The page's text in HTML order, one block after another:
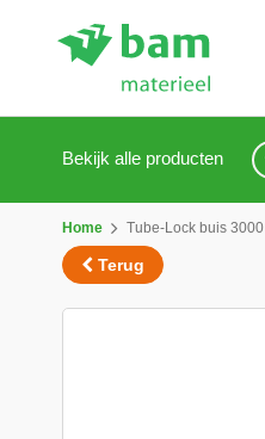
Bekijk alle producten
Home Tube-Lock buis 3000
Terug
Ga